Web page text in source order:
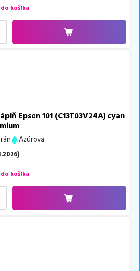
košíka
Epson 101 (C13T03V24A) cyan
Azúrova
)
košíka